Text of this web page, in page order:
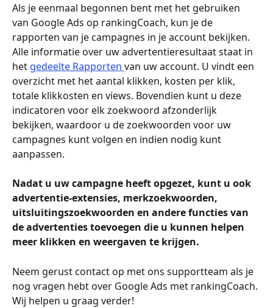
Als je eenmaal begonnen bent met het gebruiken
van Google Ads op rankingCoach, kun je de
rapporten van je campagnes in je account bekijken.
Alle informatie over uw advertentieresultaat staat in
het gedeelte Rapporten van uw account. U vindt een
overzicht met het aantal klikken, kosten per klik,
totale klikkosten en views. Bovendien kunt u deze
indicatoren voor elk zoekwoord afzonderlijk
bekijken, waardoor u de zoekwoorden voor uw
campagnes kunt volgen en indien nodig kunt
aanpassen.
Nadat u uw campagne heeft opgezet, kunt u ook
advertentie-extensies, merkzoekwoorden,
uitsluitingszoekwoorden en andere functies van
de advertenties toevoegen die u kunnen helpen
meer klikken en weergaven te krijgen.
Neem gerust contact op met ons supportteam als je
nog vragen hebt over Google Ads met rankingCoach.
Wij helpen u graag verder!